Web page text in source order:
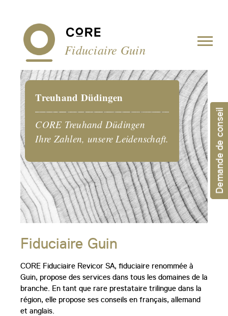
Fiduciaire Guin
Treuhand Düdingen
CORE Treuhand Düdingen
Ihre Zahlen, unsere Leidenschaft.
Fiduciaire Guin
CORE Fiduciaire Revicor SA, fiduciaire renommée à
Guin, propose des services dans tous les domaines de la
branche. En tant que rare prestataire trilingue dans la
région, elle propose ses conseils en français, allemand
et anglais.
Demande de conseil